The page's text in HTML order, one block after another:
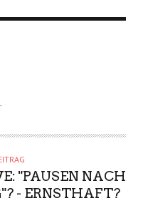
"PAUSEN NACH
- ERNSTHAFT?